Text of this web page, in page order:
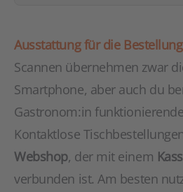
Ausstattung für die
Scannen übernehmen zwar
Smartphone, aber auch du
Gastronom:in
Kontaktlose
Webshop, der mit einem
verbunden ist. Am besten